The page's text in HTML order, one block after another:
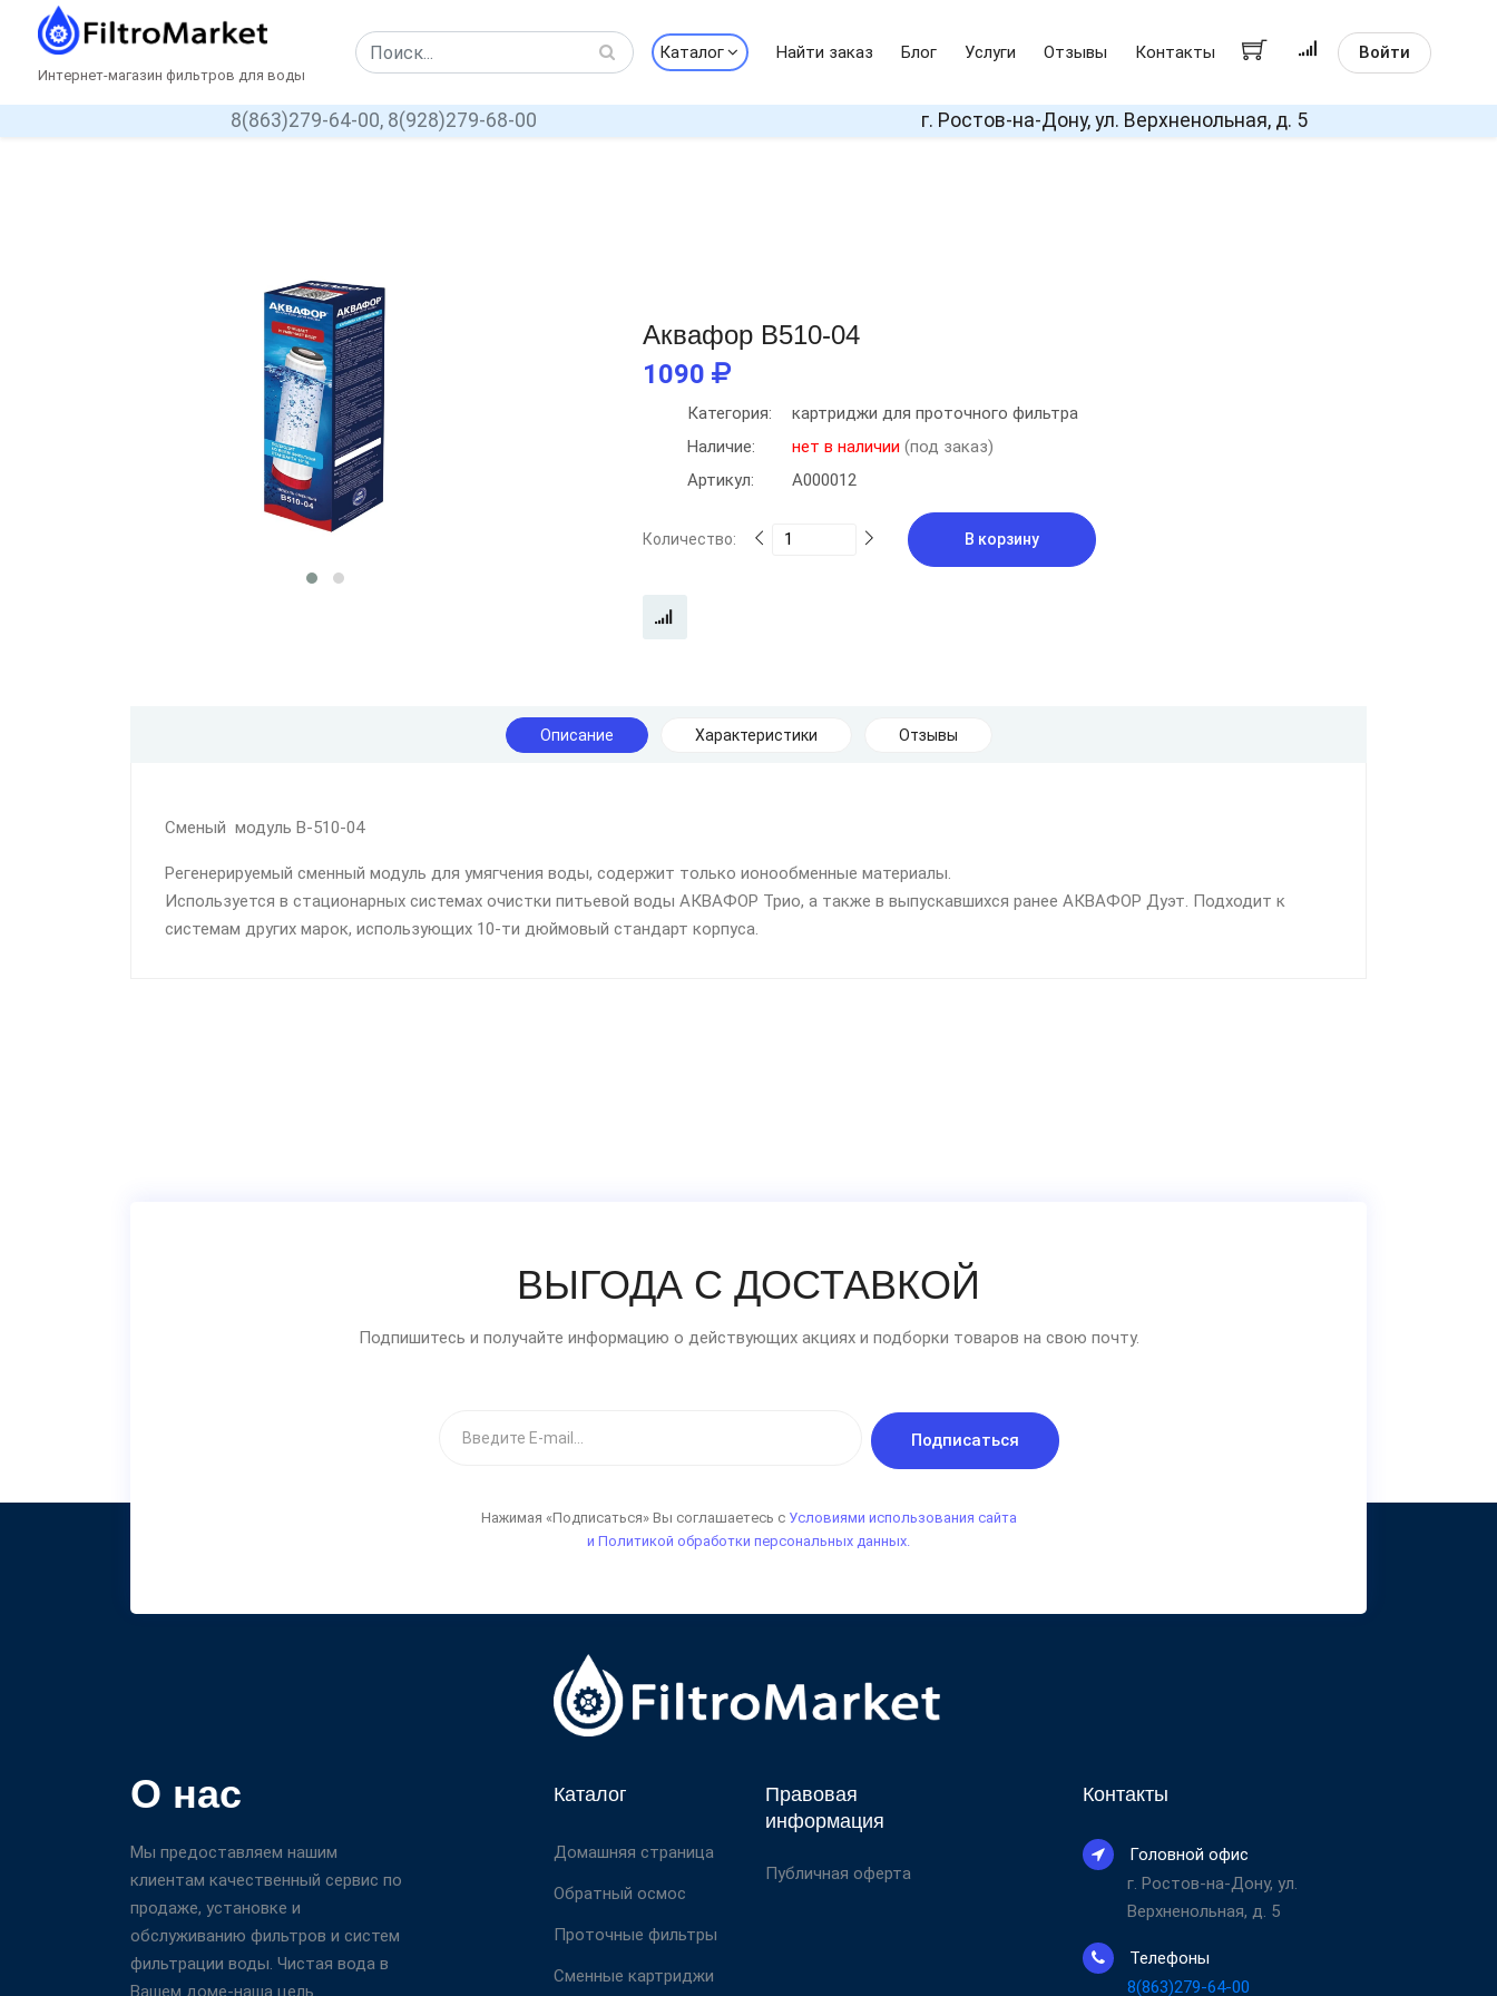
Интернет-магазин фильтров для воды
Каталог Найти заказ Блог Услуги Отзывы Контакты Войти
8(863)279-64-00, 8(928)279-68-00 г. Ростов-на-Дону, ул. Верхненольная, д. 5
Аквафор В510-04
1090
Категория:
картриджи для проточного фильтра
Наличие:
нет в наличии (под заказ)
Артикул:
А000012
Количество: В корзину
Описание Характеристики Отзывы
Сменый модуль В-510-04
Регенерируемый сменный модуль для умягчения воды, содержит только ионообменные материалы.
Используется в стационарных системах очистки питьевой воды АКВАФОР Трио, а также в выпускавшихся ранее АКВАФОР Дуэт. Подходит к
системам других марок, использующих 10-ти дюймовый стандарт корпуса.
ВЫГОДА С ДОСТАВКОЙ
Подпишитесь и получайте информацию о действующих акциях и подборки товаров на свою почту.
Подписаться
Нажимая «Подписаться» Вы соглашаетесь с Условиями использования сайта
и Политикой обработки персональных данных.
О нас
Мы предоставляем нашим
клиентам качественный сервис по
продаже, установке и
обслуживанию фильтров и систем
фильтрации воды. Чистая вода в
Вашем доме-наша цель.
Каталог
Домашняя страница
Обратный осмос
Проточные фильтры
Сменные картриджи
Правовая
информация
Публичная оферта
Контакты
Головной офис
г. Ростов-на-Дону, ул.
Верхненольная, д. 5
Телефоны
8(863)279-64-00